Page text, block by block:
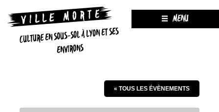
CULTURE EN SOUS-SOL À LYON ET SES
ENVIRONS
MENU
« TOUS LES ÉVÈNEMENTS